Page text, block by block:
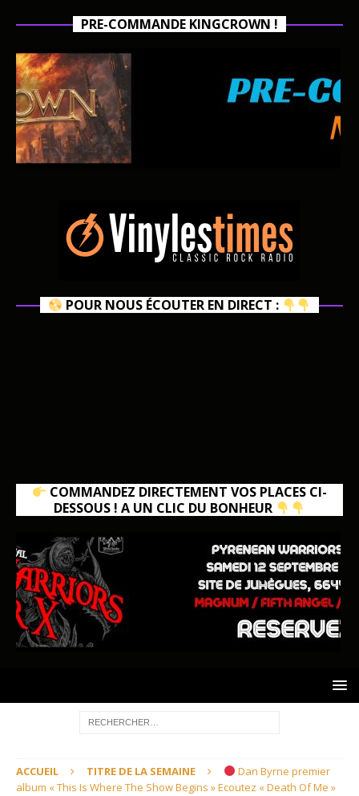
PRE-COMMANDE KINGCROWN !
POUR NOUS ÉCOUTER EN DIRECT :
COMMANDEZ DIRECTEMENT VOS PLACES CI-
DESSOUS ! A UN CLIC DU BONHEUR
ACCUEIL TITRE DE LA SEMAINE
Dan Byrne premier
album « This Is Where The Show Begins » Ecoutez « Death Of Me »